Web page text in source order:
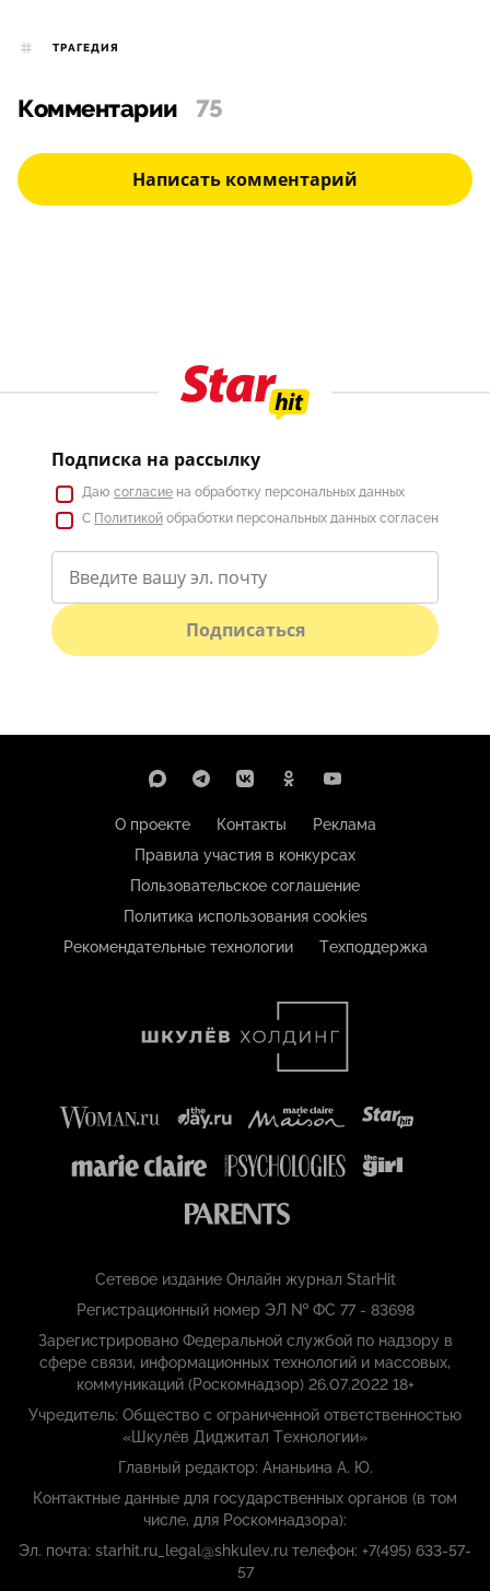
ТРАГЕДИЯ
Комментарии 75
Написать комментарий
Подписка на рассылку
Даю согласие на обработку персональных данных
С Политикой обработки персональных данных согласен
Подписаться
О проекте Контакты
Реклама
Правила участия в конкурсах
Пользовательское соглашение
Политика использования cookies
Рекомендательные технологии
Техподдержка
Сетевое издание Онлайн журнал StarHit
Регистрационный номер ЭЛ № ФС 77 - 83698
Зарегистрировано Федеральной службой по надзору в
сфере связи, информационных технологий и массовых,
коммуникаций (Роскомнадзор) 26.07.2022 18+
Учредитель: Общество с ограниченной ответственностью
«Шкулёв Диджитал Технологии»
Главный редактор: Ананьина А. Ю.
Контактные данные для государственных органов (в том
числе, для Роскомнадзора):
Эл. почта: starhit.ru_legal@shkulev.ru телефон: +7(495) 633-57-
57